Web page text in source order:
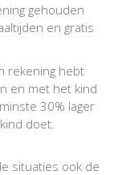
gehouden
en gratis
rekening hebt
en met het kind
30% lager
doet.
situaties ook de